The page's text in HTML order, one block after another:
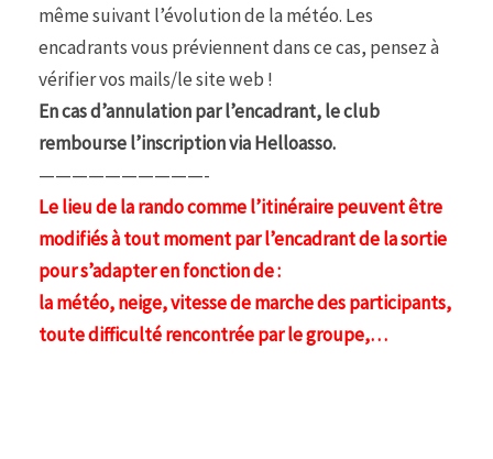
même suivant l’évolution de la météo. Les
encadrants vous préviennent dans ce cas, pensez à
vérifier vos mails/le site web !
En cas d’annulation par l’encadrant, le club
rembourse l’inscription via Helloasso.
——————————-
Le lieu de la rando comme l’itinéraire peuvent être
modifiés à tout moment par l’encadrant de la sortie
pour s’adapter en fonction de :
la météo, neige, vitesse de marche des participants,
toute difficulté rencontrée par le groupe,…